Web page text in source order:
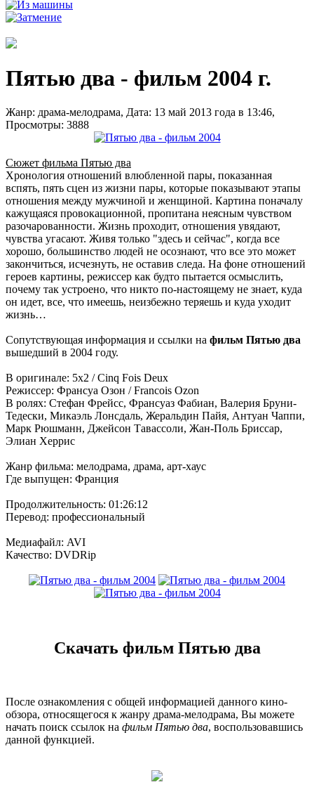
Пятью два - фильм 2004 г.
Жанр: драма-мелодрама, Дата: 13 май 2013 года в 13:46,
Просмотры: 3888
Сюжет фильма Пятью два
Хронология отношений влюбленной пары, показанная
вспять, пять сцен из жизни пары, которые показывают этапы
отношения между мужчиной и женщиной. Картина поначалу
кажущаяся провокационной, пропитана неясным чувством
разочарованности. Жизнь проходит, отношения увядают,
чувства угасают. Живя только "здесь и сейчас", когда все
хорошо, большинство людей не осознают, что все это может
закончиться, исчезнуть, не оставив следа. На фоне отношений
героев картины, режиссер как будто пытается осмыслить,
почему так устроено, что никто по-настоящему не знает, куда
он идет, все, что имеешь, неизбежно теряешь и куда уходит
жизнь…
Сопутствующая информация и ссылки на фильм Пятью два
вышедший в 2004 году.
В оригинале: 5x2 / Cinq Fois Deux
Режиссер: Франсуа Озон / Francois Ozon
В ролях: Стефан Фрейсс, Франсуаз Фабиан, Валерия Бруни-
Тедески, Микаэль Лонсдаль, Жеральдин Пайя, Антуан Чаппи,
Марк Рюшманн, Джейсон Тавассоли, Жан-Поль Бриссар,
Элиан Херрис
Жанр фильма: мелодрама, драма, арт-хаус
Где выпущен: Франция
Продолжительность: 01:26:12
Перевод: профессиональный
Медиафайл: AVI
Качество: DVDRip
Скачать фильм Пятью два
После ознакомления с общей информацией данного кино-
обзора, относящегося к жанру драма-мелодрама, Вы можете
начать поиск ссылок на фильм Пятью два, воспользовавшись
данной функцией.